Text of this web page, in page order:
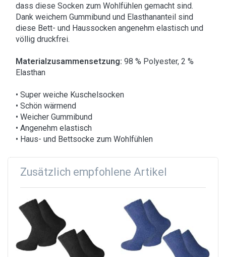
dass diese Socken zum Wohlfühlen gemacht sind.
Dank weichem Gummibund und Elasthananteil sind
diese Bett- und Haussocken angenehm elastisch und
völlig druckfrei.
Materialzusammensetzung: 98 % Polyester, 2 %
Elasthan
• Super weiche Kuschelsocken
• Schön wärmend
• Weicher Gummibund
• Angenehm elastisch
• Haus- und Bettsocke zum Wohlfühlen
Zusätzlich empfohlene Artikel